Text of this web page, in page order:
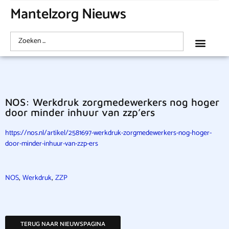
Mantelzorg Nieuws
NOS: Werkdruk zorgmedewerkers nog hoger
door minder inhuur van zzp’ers
https://nos.nl/artikel/2581697-werkdruk-zorgmedewerkers-nog-hoger-
door-minder-inhuur-van-zzp-ers
NOS, Werkdruk, ZZP
TERUG NAAR NIEUWSPAGINA